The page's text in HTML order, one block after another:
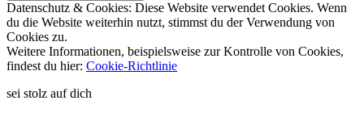
Datenschutz & Cookies: Diese Website verwendet Cookies. Wenn
du die Website weiterhin nutzt, stimmst du der Verwendung von
Cookies zu.
Weitere Informationen, beispielsweise zur Kontrolle von Cookies,
findest du hier: Cookie-Richtlinie
sei stolz auf dich